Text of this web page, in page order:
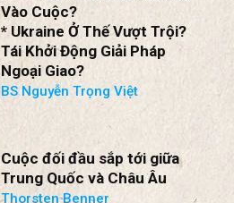
HỘI LUẬN ngày 1/8/2026
* Khủng Hoảng Trung Đông
Mở Rộng: Ả Rập Saudi, Iraq
Vào Cuộc?
* Ukraine Ở Thế Vượt Trội?
Tái Khởi Động Giải Pháp
Ngoại Giao?
BS Nguyễn Trọng Việt